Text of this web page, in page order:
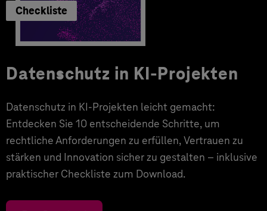
Checkliste
Datenschutz in KI-Projekten
Datenschutz in KI-Projekten leicht gemacht:
Entdecken Sie 10 entscheidende Schritte, um
rechtliche Anforderungen zu erfüllen, Vertrauen zu
stärken und Innovation sicher zu gestalten – inklusive
praktischer Checkliste zum Download.